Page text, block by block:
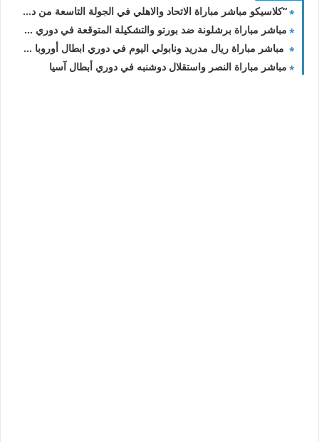
“كلاسيكو مباشر مباراة الاتحاد والاهلي في الجولة التاسعة من دوري روشن السعودي 2023-2024
مباشر مباراة برشلونة ضد بورتو والتشكيلة المتوقعة في دوري الأبطال
مباشر مباراة ريال مدريد ونابولي اليوم في دوري ابطال أوروبا والقنوات الناقلة
مباشر مباراة النصر واستقلال دوشنبه في دوري أبطال آسيا